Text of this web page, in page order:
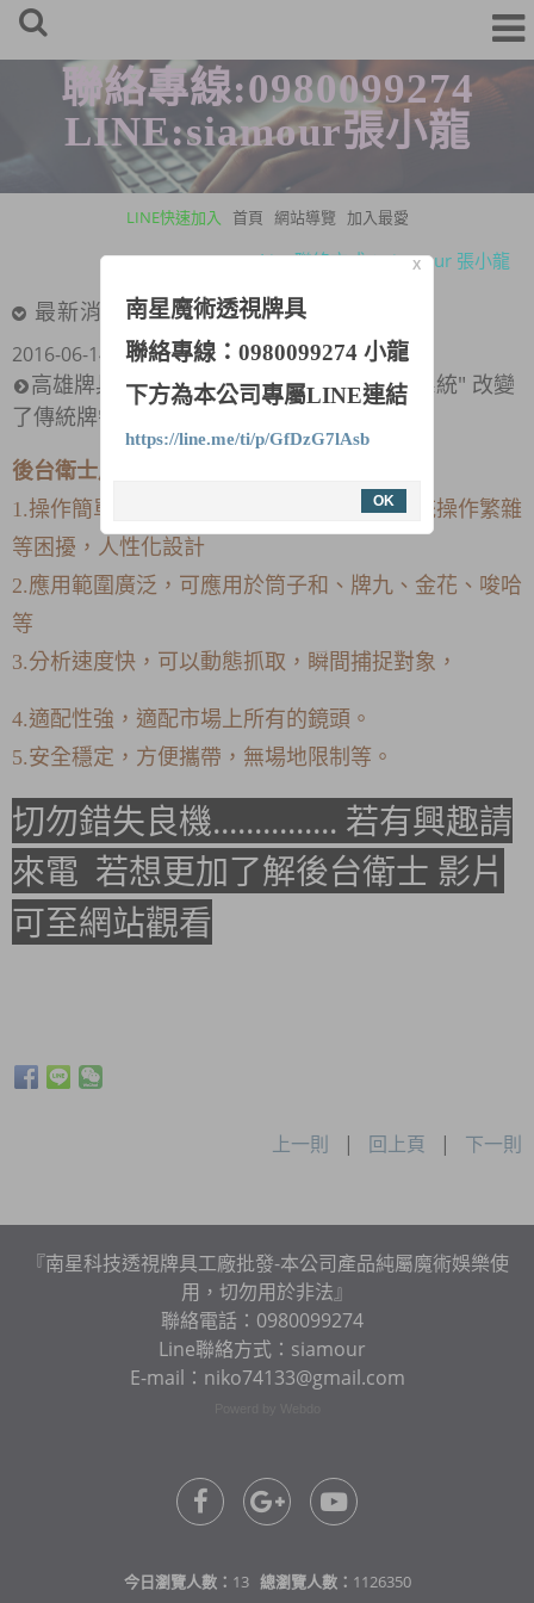
聯絡專線:0980099274
LINE:siamour張小龍
LINE快速加入 首頁 網站導覽 加入最愛
Line聯絡方式：siamour 張小龍
牌具連絡專線：0980-099-274 張先生
牌具連絡專線：0980-099-274 張先生
最新消息
2016-06-14
高雄牌具公司跨業界合作 "後台衛士2016系統" 改變
了傳統牌需要加工的問題 普通牌也能上手
後台衛士產品介紹：
1.操作簡單，準確無誤，打破了以往後台系統操作繁雜
等困擾 ，人性化設計
2.應用範圍廣泛，可應用於筒子和、牌九、金花、唆哈
等
3.分析速度快，可以動態抓取，瞬間捕捉對象 ，
4.適配性強，適配市場上所有的鏡頭。
5.安全穩定，方便攜帶，無場地限制等。
切勿錯失良機............... 若有興趣請
來電 若想更加了解後台衛士 影片
可至網站觀看
上一則 | 回上頁 | 下一則
『南星科技透視牌具工廠批發-本公司產品純屬魔術娛樂使
用，切勿用於非法』
聯絡電話：0980099274
Line聯絡方式：siamour
E-mail：niko74133@gmail.com
今日瀏覽人數： 13 總瀏覽人數： 1126350
X
南星魔術透視牌具
聯絡專線：0980099274 小龍
下方為本公司專屬LINE連結
https://line.me/ti/p/GfDzG7lAsb
OK